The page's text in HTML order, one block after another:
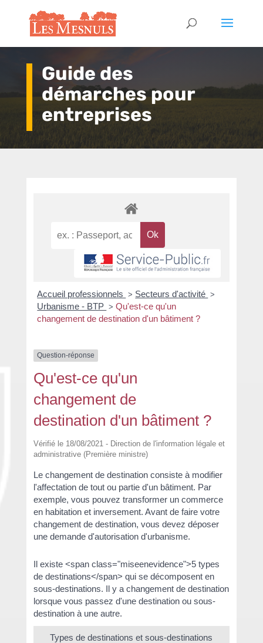
Guide des
démarches pour
entreprises
Accueil professionnels > Secteurs d'activité >
Urbanisme - BTP > Qu'est-ce qu'un
changement de destination d'un bâtiment ?
Question-réponse
Qu'est-ce qu'un
changement de
destination d'un bâtiment ?
Vérifié le 18/08/2021 - Direction de l'information légale et
administrative (Première ministre)
Le changement de destination consiste à modifier
l'affectation de tout ou partie d'un bâtiment. Par
exemple, vous pouvez transformer un commerce
en habitation et inversement. Avant de faire votre
changement de destination, vous devez déposer
une demande d'autorisation d'urbanisme.
Il existe <span class="miseenevidence">5 types
de destinations</span> qui se décomposent en
sous-destinations. Il y a changement de destination
lorsque vous passez d'une destination ou sous-
destination à une autre.
Types de destinations et sous-destinations